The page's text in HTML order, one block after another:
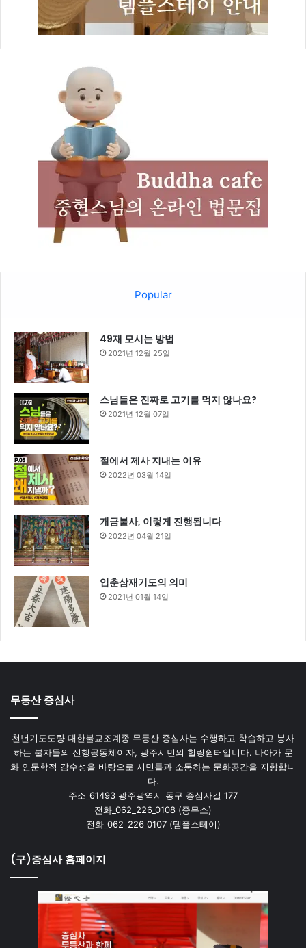
Popular
49재 모시는 방법
2021년 12월 25일
스님들은 진짜로 고기를 먹지 않나요?
2021년 12월 07일
절에서 제사 지내는 이유
2022년 03월 14일
개금불사, 이렇게 진행됩니다
2022년 04월 21일
입춘삼재기도의 의미
2021년 01월 14일
무등산 증심사
천년기도도량 대한불교조계종 무등산 증심사는 수행하고 학습하고 봉사
하는 불자들의 신행공동체이자, 광주시민의 힐링쉼터입니다. 나아가 문
화 인문학적 감수성을 바탕으로 시민들과 소통하는 문화공간을 지향합니
다.
주소_61493 광주광역시 동구 증심사길 177
전화_062_226_0108 (종무소)
전화_062_226_0107 (템플스테이)
(구)증심사 홈페이지